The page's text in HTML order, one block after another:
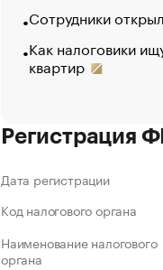
Сотрудники
Как налоговики
квартир
Регистрация
Дата регистрации
Код налогового органа
Наименование налогового
органа